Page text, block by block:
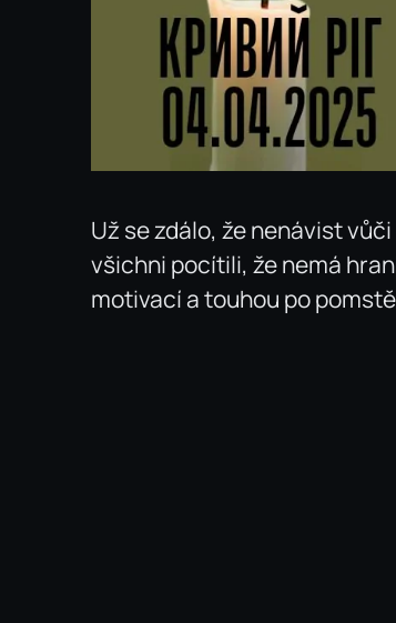
Už se zdálo, že nenávist
všichni pocítili, že nemá
motivací a touhou po